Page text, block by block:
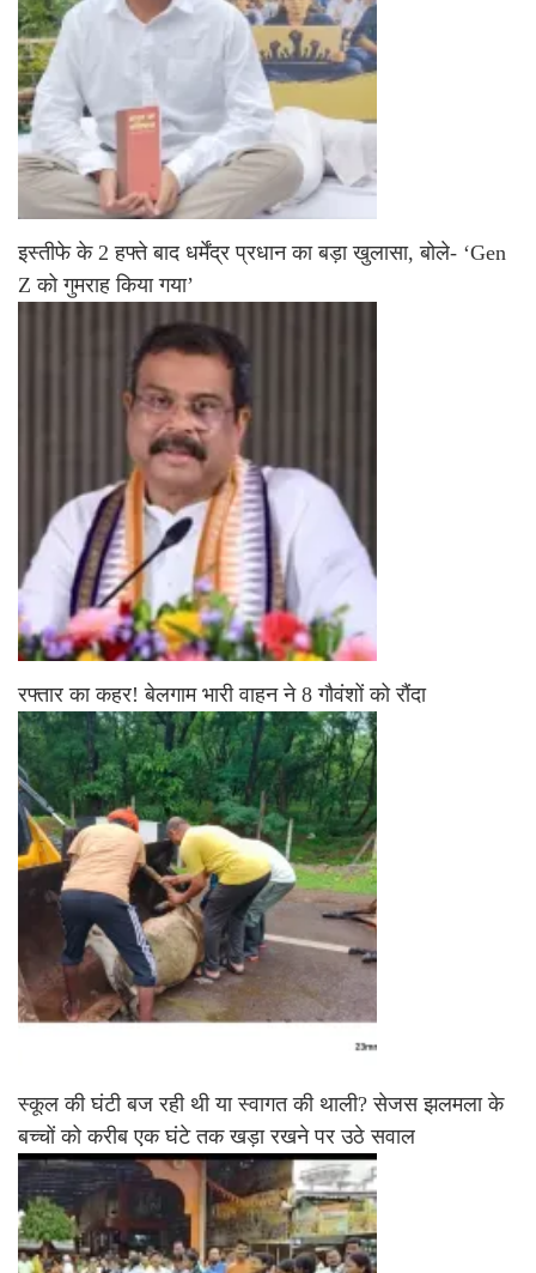
इस्तीफे के 2 हफ्ते बाद धर्मेंद्र प्रधान का बड़ा खुलासा, बोले- ‘Gen
Z को गुमराह किया गया’
रफ्तार का कहर! बेलगाम भारी वाहन ने 8 गौवंशों को रौंदा
स्कूल की घंटी बज रही थी या स्वागत की थाली? सेजस झलमला के
बच्चों को करीब एक घंटे तक खड़ा रखने पर उठे सवाल